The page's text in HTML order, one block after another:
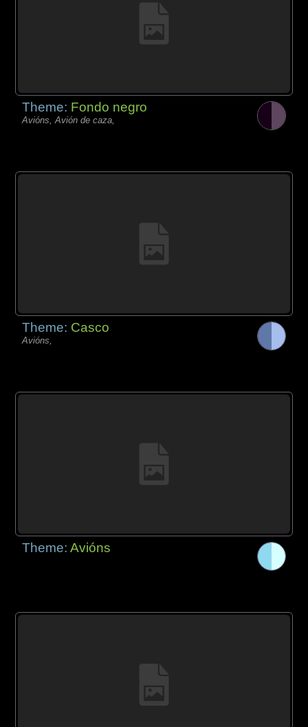
Theme: Fondo negro
Avións, Avión de caza,
Theme: Casco
Avións,
Theme:Avións